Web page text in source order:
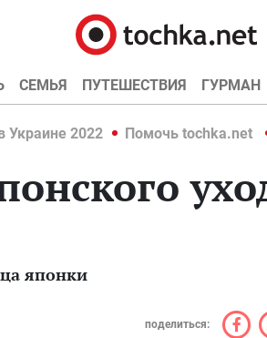
СЕМЬЯ ПУТЕШЕСТВИЯ ГУРМАН
Украине 2022 Помочь tochka.net
японки
поделиться: